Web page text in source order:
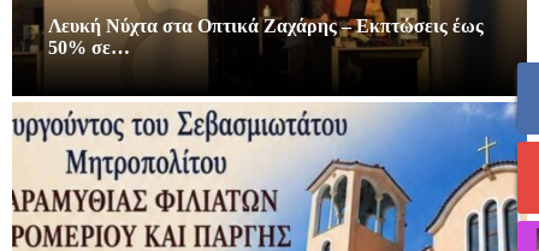
Λευκή Νύχτα στα Οπτικά Ζαχάρης – Εκπτώσεις έως
50% σε…